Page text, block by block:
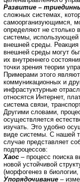
Развитие –
сложных системах,
самоорганизующимся,
определяют не столько
системы,
внешней среды. Реакция
внешней среды могут
их внутреннего
точки зрения теории
Примерами этого
коммуникационных и
инфрастуктурные
относятся Интернет,
система связи,
Другими словами,
осуществляется
изучать. Это удобно
виде системы. С нашей
случае представляет
подпроцессов:
Хаос – процесс поиска
новой устойчивой
(морфогенез в биологии,
Упорядочивание –